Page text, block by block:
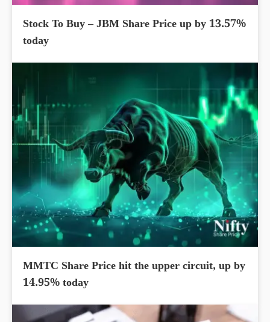
Stock To Buy – JBM Share Price up by 13.57%
today
MMTC Share Price hit the upper circuit, up by
14.95% today